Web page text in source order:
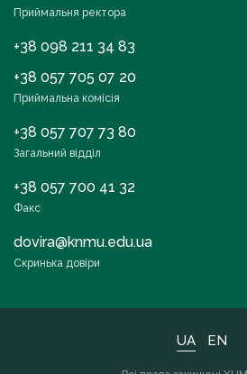
Приймальня ректора
+38 098 211 34 83
+38 057 705 07 20
Приймальна комісія
+38 057 707 73 80
Загальний відділ
+38 057 700 41 32
Факс
dovira@knmu.edu.ua
Скринька довіри
UA EN